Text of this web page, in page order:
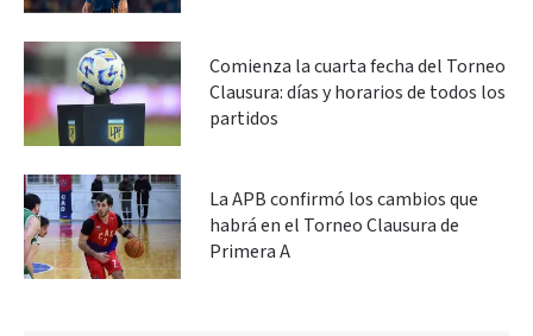
Comienza la cuarta fecha del Torneo
Clausura: días y horarios de todos los
partidos
La APB confirmó los cambios que
habrá en el Torneo Clausura de
Primera A